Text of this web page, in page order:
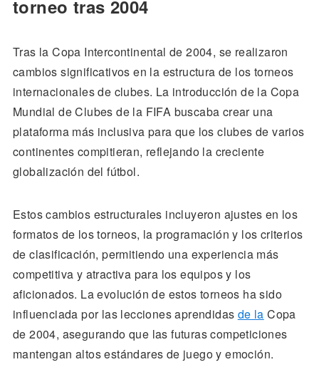
torneo tras 2004
Tras la Copa Intercontinental de 2004, se realizaron
cambios significativos en la estructura de los torneos
internacionales de clubes. La introducción de la Copa
Mundial de Clubes de la FIFA buscaba crear una
plataforma más inclusiva para que los clubes de varios
continentes compitieran, reflejando la creciente
globalización del fútbol.
Estos cambios estructurales incluyeron ajustes en los
formatos de los torneos, la programación y los criterios
de clasificación, permitiendo una experiencia más
competitiva y atractiva para los equipos y los
aficionados. La evolución de estos torneos ha sido
influenciada por las lecciones aprendidas de la Copa
de 2004, asegurando que las futuras competiciones
mantengan altos estándares de juego y emoción.